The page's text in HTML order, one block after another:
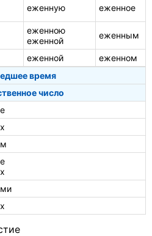
еженную еженное
еженною
еженной
еженным
еженной
еженном
время
число